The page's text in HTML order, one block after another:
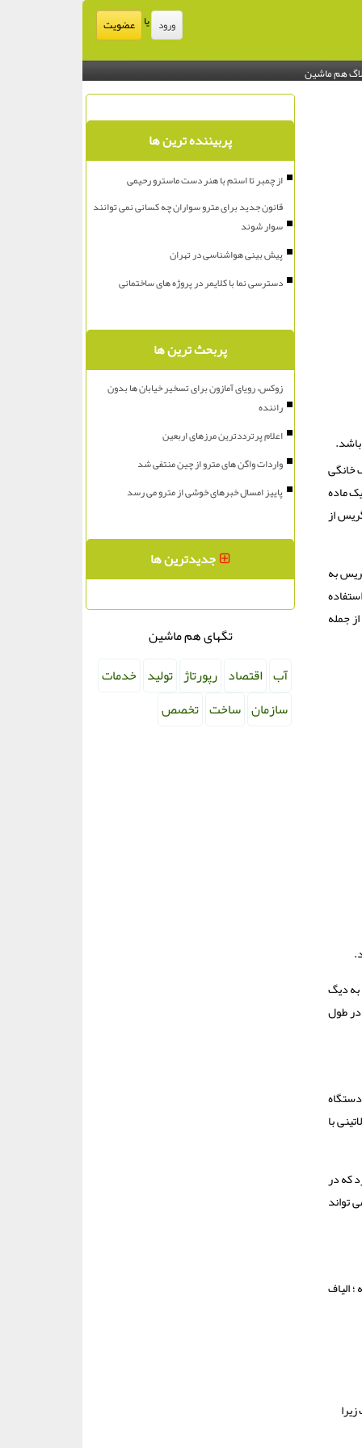
ورود یا عضویت
هم ماشین
خانگی
ماده
از
به
جمله
به دیگ
در طول
با
که در
تواند
الیاف
پربیننده ترین ها
از چمبر تا استم با هنر دست ماسترو رحیمی
قانون جدید برای مترو سواران چه کسانی نمی توانند
سوار شوند
پیش بینی هواشناسی در تهران
دسترسی نما با کلایمر در پروژه های ساختمانی
پربحث ترین ها
زوکس، رویای آمازون برای تسخیر خیابان ها بدون
راننده
اعلام پرترددترین مرزهای اربعین
واردات واگن های مترو از چین منتفی شد
پاییز امسال خبرهای خوشی از مترو می رسد
جدیدترین ها
تگهای هم ماشین
آب اقتصاد رپورتاژ تولید خدمات
سازمان ساخت تخصص